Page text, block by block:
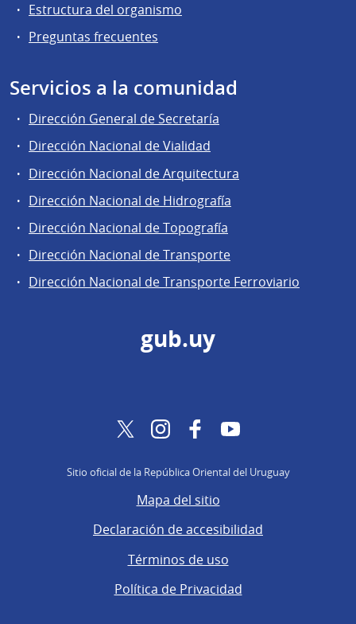
Estructura del organismo
Preguntas frecuentes
Servicios a la comunidad
Dirección General de Secretaría
Dirección Nacional de Vialidad
Dirección Nacional de Arquitectura
Dirección Nacional de Hidrografía
Dirección Nacional de Topografía
Dirección Nacional de Transporte
Dirección Nacional de Transporte Ferroviario
gub.uy
TwitterInstagramFacebookYouTube
Sitio oficial de la República Oriental del Uruguay
Mapa del sitio
Declaración de accesibilidad
Términos de uso
Política de Privacidad